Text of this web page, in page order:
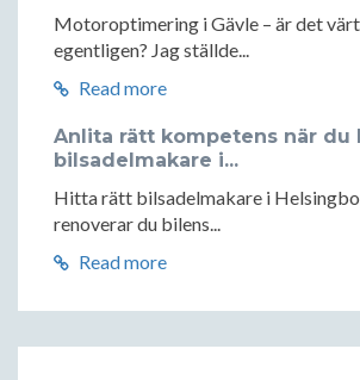
Motoroptimering i Gävle – är det
egentligen? Jag ställde...
Read more
Anlita rätt kompetens när du
bilsadelmakare i...
Hitta rätt bilsadelmakare i
renoverar du bilens...
Read more